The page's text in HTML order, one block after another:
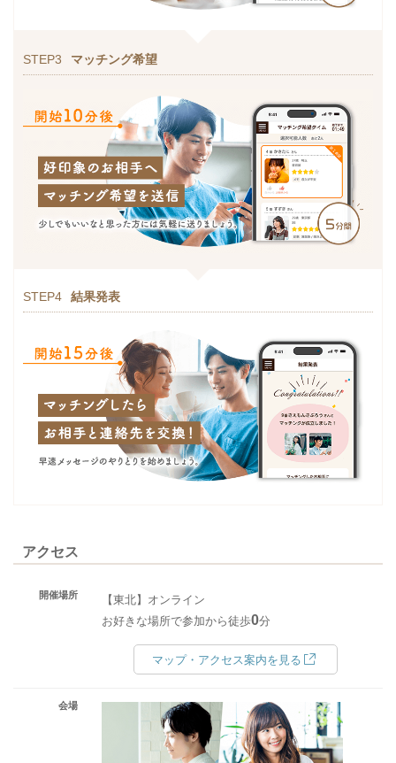
STEP3 マッチング希望
STEP4 結果発表
アクセス
開催場所
【東北】オンライン
お好きな場所で参加から徒歩0分
マップ・アクセス案内を見る
会場